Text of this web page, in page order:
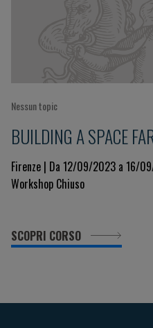
Nessun topic
BUILDING A SPACE
Firenze | Da 12/09/2023 a 16/
Workshop Chiuso
SCOPRI CORSO